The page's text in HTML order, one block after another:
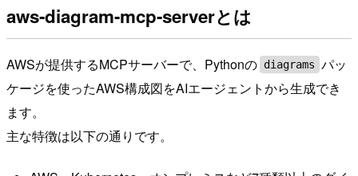
aws-diagram-mcp-serverとは
AWSが提供するMCPサーバーで、Pythonの diagrams パッ
ケージを使ったAWS構成図をAIエージェントから生成でき
ます。
主な特徴は以下の通りです。